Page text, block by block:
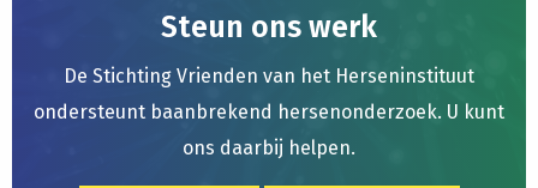
Steun ons werk
De Stichting Vrienden van het Herseninstituut
ondersteunt baanbrekend hersenonderzoek. U kunt
ons daarbij helpen.